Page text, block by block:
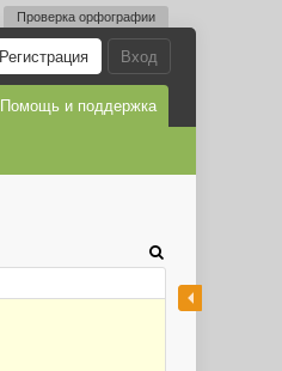
Проверка орфографии
Вход
Регистрация
Помощь и поддержка